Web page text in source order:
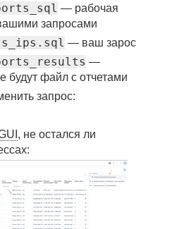
— рабочая
запросами
— ваш зарос
—
будут файл с отчетами
запрос:
, не остался ли